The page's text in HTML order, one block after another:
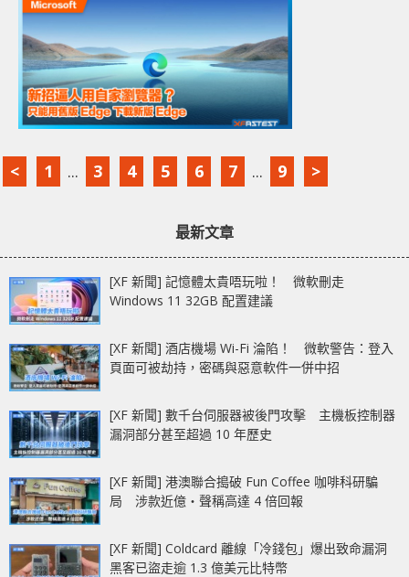
< 1 ... 3 4 5 6 7 ... 9 >
最新文章
[XF 新聞] 記憶體太貴唔玩啦！ 微軟刪走
Windows 11 32GB 配置建議
[XF 新聞] 酒店機場 Wi-Fi 淪陷！ 微軟警告：登入
頁面可被劫持，密碼與惡意軟件一併中招
[XF 新聞] 數千台伺服器被後門攻擊 主機板控制器
漏洞部分甚至超過 10 年歷史
[XF 新聞] 港澳聯合搗破 Fun Coffee 咖啡科研騙
局 涉款近億‧聲稱高達 4 倍回報
[XF 新聞] Coldcard 離線「冷錢包」爆出致命漏洞
黑客已盜走逾 1.3 億美元比特幣